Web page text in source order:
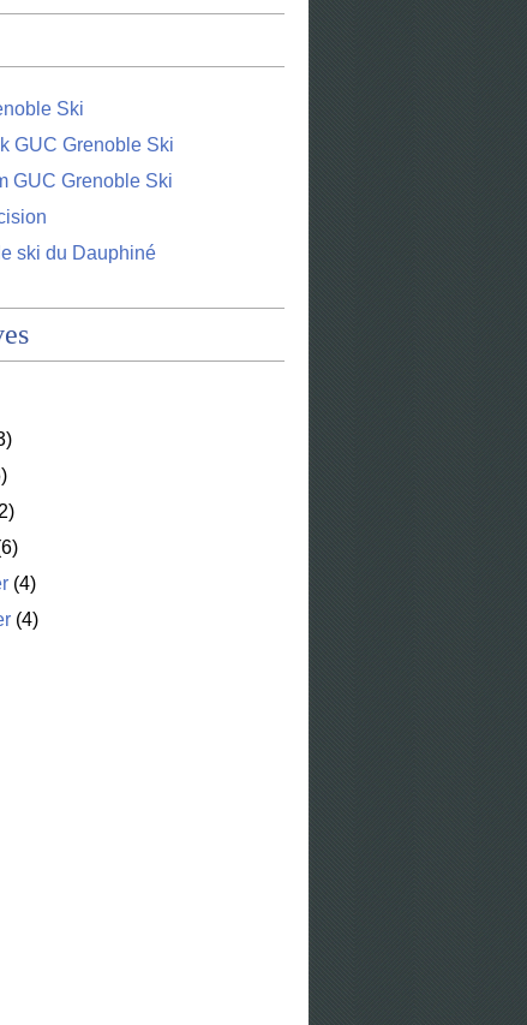
Ski
GUC Grenoble Ski
GUC Grenoble Ski
ski du Dauphiné
(4)
(4)